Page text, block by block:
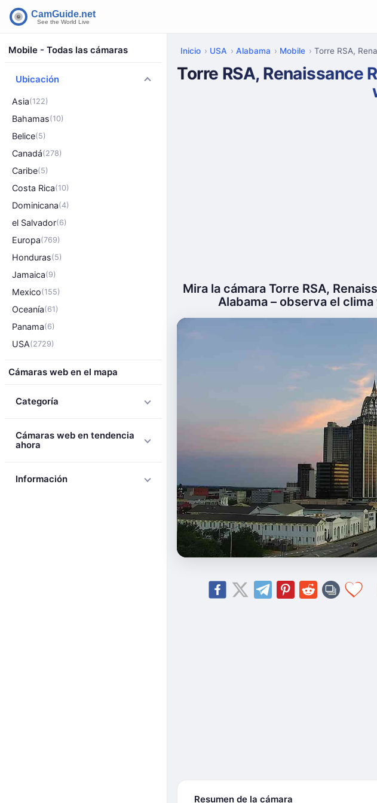
Mobile - Todas las cámaras
Ubicación
Asia(122)
Bahamas(10)
Belice(5)
Canadá(278)
Caribe(5)
Costa Rica(10)
Dominicana(4)
el Salvador(6)
Europa(769)
Honduras(5)
Jamaica(9)
Mexico(155)
Oceanía(61)
Panama(6)
USA(2729)
Cámaras web en el mapa
Categoría
Cámaras web en tendencia
ahora
Información
Inicio USA Alabama Mobile Torre RSA,
Torre RSA, Renaissance
Mira la cámara Torre RSA,
Alabama – observa el
Resumen de la cámara